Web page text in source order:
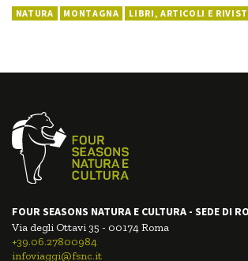
NATURA MONTAGNA LIBRI, ARTICOLI E
FOUR SEASONS NATURA E CULTURA - SEDE DI
Via degli Ottavi 35 - 00174 Roma
+39.06.27800984
infoviaggi@fsnc.it